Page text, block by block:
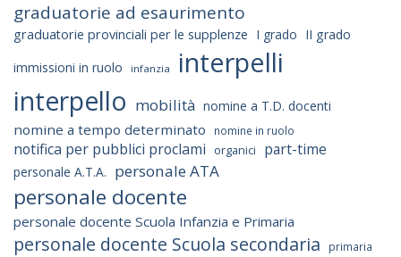
graduatorie ad esaurimento
graduatorie provinciali per le supplenze I grado II grado
immissioni in ruolo
infanzia interpelli
interpello mobilità nomine a T.D. docenti
nomine a tempo determinato nomine in ruolo
notifica per pubblici proclami organici part-time
personale A.T.A. personale ATA
personale docente
personale docente Scuola Infanzia e Primaria
personale docente Scuola secondaria primaria